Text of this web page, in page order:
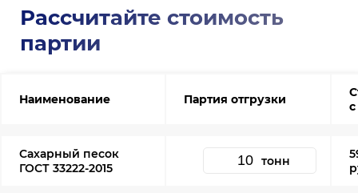
Рассчитайте стоимость
партии
Наименование Партия отгрузки
Сахарный песок
ГОСТ 33222-2015
тонн